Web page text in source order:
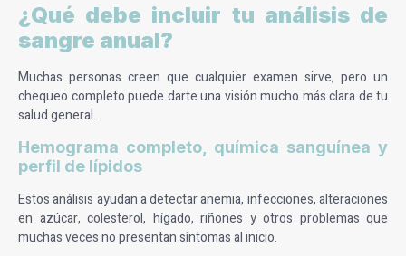
¿Qué debe incluir tu análisis de
sangre anual?
Muchas personas creen que cualquier examen sirve, pero un
chequeo completo puede darte una visión mucho más clara de tu
salud general.
Hemograma completo, química sanguínea y
perfil de lípidos
Estos análisis ayudan a detectar anemia, infecciones, alteraciones
en azúcar, colesterol, hígado, riñones y otros problemas que
muchas veces no presentan síntomas al inicio.